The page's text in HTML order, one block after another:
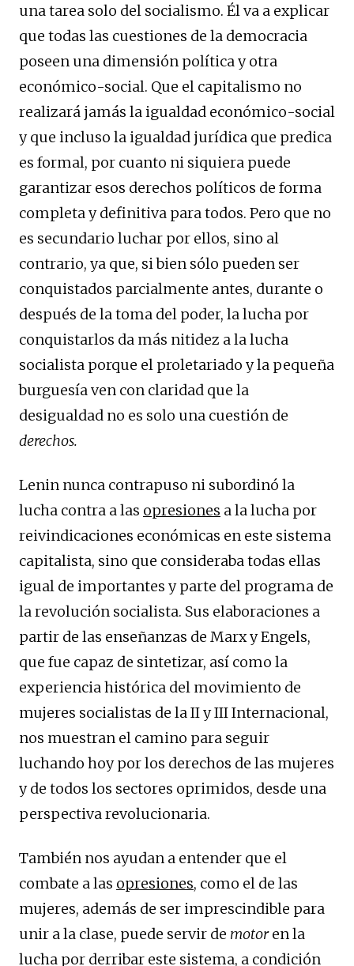
una tarea solo del socialismo. Él va a explicar
que todas las cuestiones de la democracia
poseen una dimensión política y otra
económico-social. Que el capitalismo no
realizará jamás la igualdad económico-social
y que incluso la igualdad jurídica que predica
es formal, por cuanto ni siquiera puede
garantizar esos derechos políticos de forma
completa y definitiva para todos. Pero que no
es secundario luchar por ellos, sino al
contrario, ya que, si bien sólo pueden ser
conquistados parcialmente antes, durante o
después de la toma del poder, la lucha por
conquistarlos da más nitidez a la lucha
socialista porque el proletariado y la pequeña
burguesía ven con claridad que la
desigualdad no es solo una cuestión de
derechos.
Lenin nunca contrapuso ni subordinó la
lucha contra a las opresiones a la lucha por
reivindicaciones económicas en este sistema
capitalista, sino que consideraba todas ellas
igual de importantes y parte del programa de
la revolución socialista. Sus elaboraciones a
partir de las enseñanzas de Marx y Engels,
que fue capaz de sintetizar, así como la
experiencia histórica del movimiento de
mujeres socialistas de la II y III Internacional,
nos muestran el camino para seguir
luchando hoy por los derechos de las mujeres
y de todos los sectores oprimidos, desde una
perspectiva revolucionaria.
También nos ayudan a entender que el
combate a las opresiones, como el de las
mujeres, además de ser imprescindible para
unir a la clase, puede servir de motoren la
lucha por derribar este sistema, a condición